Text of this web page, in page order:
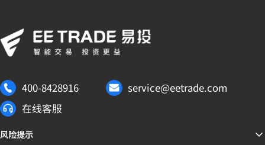
400-8428916
service@eetrade.com
在线客服
风险提示